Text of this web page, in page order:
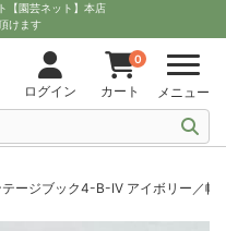
【園芸ネット】本店
けます
ログイン
0
カート メニュー
テージブック4-B-IV アイボリー／